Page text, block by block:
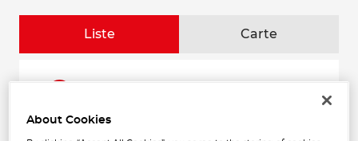
Liste Carte
km
74140 SCIEZ
About Cookies